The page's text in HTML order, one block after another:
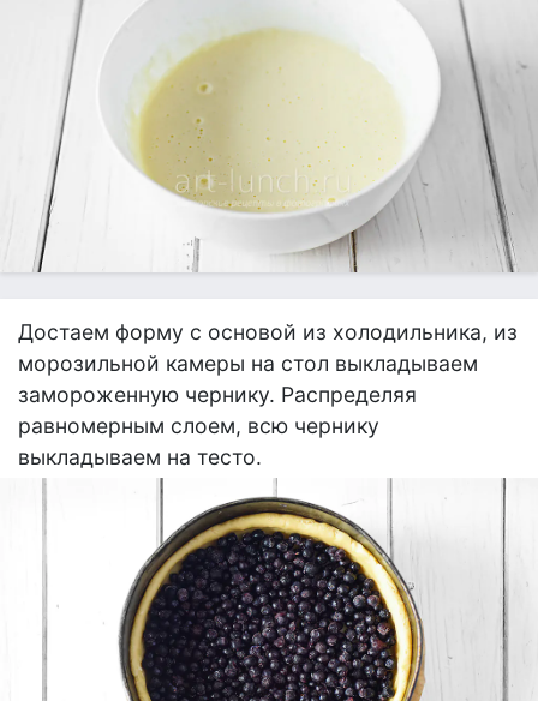
Достаем форму с основой из холодильника, из
морозильной камеры на стол выкладываем
замороженную чернику. Распределяя
равномерным слоем, всю чернику
выкладываем на тесто.